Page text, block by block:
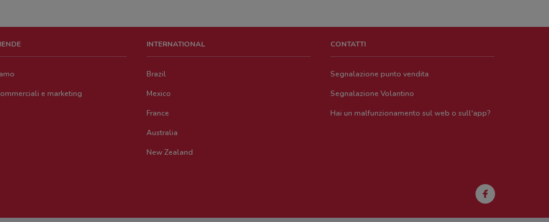
e marketing
INTERNATIONAL
Brazil
Mexico
France
Australia
New Zealand
CONTATTI
Segnalazione punto vendita
Segnalazione Volantino
Hai un malfunzionamento sul web o sull'app?